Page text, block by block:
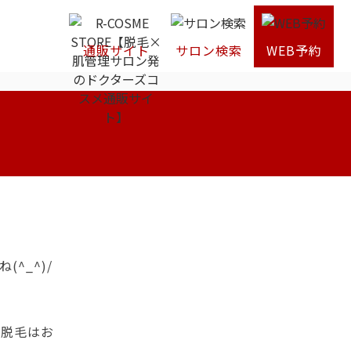
通販サイト サロン検索 WEB予約
ね(^_^)/
毛はお